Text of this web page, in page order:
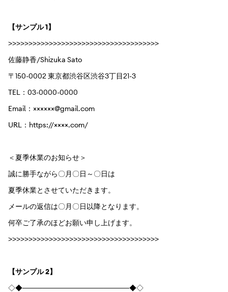
【サンプル 1】
>>>>>>>>>>>>>>>>>>>>>>>>>>>>>>>>>>>>>
佐藤静香/Shizuka Sato
〒150-0002 東京都渋谷区渋谷3丁目21-3
TEL：03-0000-0000
Email：××××××@gmail.com
URL：https://××××.com/
＜夏季休業のお知らせ＞
誠に勝手ながら〇月〇日～〇日は
夏季休業とさせていただきます。
メールの返信は〇月〇日以降となります。
何卒ご了承のほどお願い申し上げます。
>>>>>>>>>>>>>>>>>>>>>>>>>>>>>>>>>>>>>
【サンプル 2】
◇◆─────────────────────◆◇